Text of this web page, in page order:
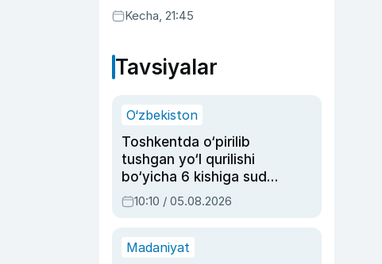
Kecha, 21:45
Tavsiyalar
O‘zbekiston
Toshkentda o‘pirilib
tushgan yo‘l qurilishi
bo‘yicha 6 kishiga sud
hukmi o‘qildi
10:10 / 05.08.2026
Madaniyat